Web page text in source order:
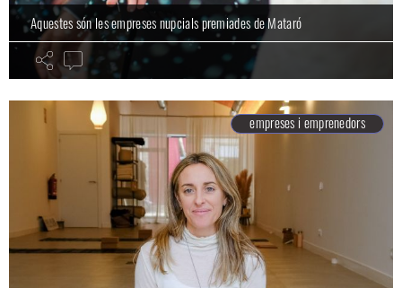
Aquestes són les empreses nupcials premiades de Mataró
empreses i emprenedors